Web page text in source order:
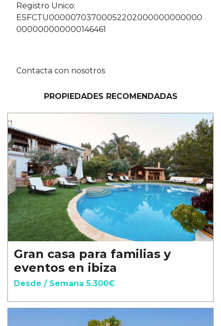
Registro Unico:
ESFCTU00000703700052202000000000000
000000000000146461
Contacta con nosotros
PROPIEDADES RECOMENDADAS
Gran casa para familias y
eventos en ibiza
Desde / Semana 5.300€